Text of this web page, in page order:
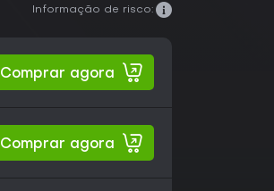
Informação de risco:
Comprar agora
Comprar agora